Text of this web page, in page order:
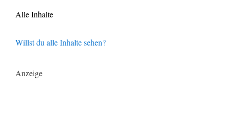
Alle Inhalte
Willst du alle Inhalte sehen?
Anzeige